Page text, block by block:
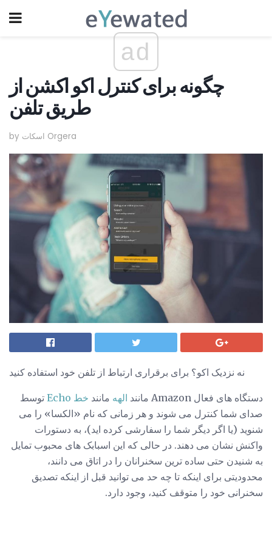
ad
چگونه برای کنترل اکو اکشن از
طریق تلفن
by اسکات Orgera
نه نزدیک اکو؟ برای برقراری ارتباط از تلفن خود استفاده کنید
دستگاه های فعال Amazon مانند الهه مانند خط Echo
توسط
صدای شما کنترل می شوند و هر زمانی که نام «الکسا» را می
شنوید (یا اگر دیگر شما را سفارشی کرده اید)، به دستورات
واکنش نشان می دهند. در حالی که این اسبابک های محبوب تمایل
به شنیدن حتی ساده ترین سخنرانان را در اتاق می دانند،
محدودیتی برای اینکه تا چه حد می توانید قبل از اینکه تصدیق
سخنرانی خود را متوقف کنید، وجود دارد.